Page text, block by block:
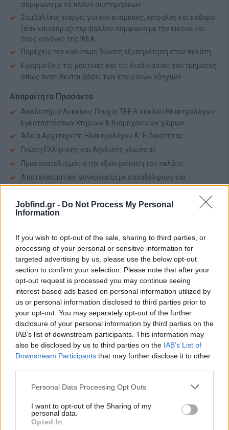
Jobfind.gr - Do Not Process My Personal
Information
If you wish to opt-out of the sale, sharing to third parties, or
processing of your personal or sensitive information for
targeted advertising by us, please use the below opt-out
section to confirm your selection. Please note that after your
opt-out request is processed you may continue seeing
interest-based ads based on personal information utilized by
us or personal information disclosed to third parties prior to
your opt-out. You may separately opt-out of the further
disclosure of your personal information by third parties on the
IAB’s list of downstream participants. This information may
also be disclosed by us to third parties on the IAB’s List of
Downstream Participants that may further disclose it to other
Personal Data Processing Opt Outs
I want to opt-out of the Sharing of my
personal data.
Opted In
σύμφωνα με το πλάνο συντηρήσεων
Συμβάλλεις ενεργά, για ένα ευπρεπές, ασφαλές και καθαρό
(σαν καινούριο) περιβάλλον σύμφωνα με την εικόνα και
τους κανόνες της ΙΚΕΑ
Παρέχεις την καλύτερη δυνατή εξυπηρέτηση στον πελάτη
Εφαρμόζεις τις ρουτίνες και τις διαδικασίες του τμήματος
όπως ανατίθενται βάσει των εταιρικών οδηγιών
Απαραίτητα Προσόντα
Απολυτήριο Λυκείου/ Πτυχίο ΤΕΕ Β κύκλου Ηλεκτρολόγων
Εγκαταστάσεων Κτηρίων & Βιομηχανικών χώρων
Άδεια Αρχιτεχνίτη Ηλεκτρολόγου Α΄ Ειδικότητας
Γνώση Ελληνικής και Αγγλικής γλώσσας
Προσανατολισμός στην εξυπηρέτηση του πελάτη
Αποτελεσματική συνεργασία με συναδέλφους και
προϊσταμένους
Ομαδικό πνεύμα και καλή επικοινωνία
Καλές διαπροσωπικές σχέσεις
Τι Προσφέρουμε
Στην ΙΚΕΑ, πιστεύουμε στη δύναμη των ανθρώπων και
δημιουργούμε ένα περιβάλλον, όπου όλοι μπορούν να
αναπτυχθούν και να εξελιχθούν μαζί μας.
💰 Ανταγωνιστικό Πακέτο Αποδοχών: Με πλήρες πακέτο
🩺Υγεία & Ευεξία: Ομαδικό πρόγραμμα ασφάλισης ζωής &
ιατρικής κάλυψης
💻Ανάπτυξη Υπαλλήλων : 40+ ώρες ετήσιας εκπαίδευσης για
συνεχή εξέλιξη
Εκπτώσεις: Προνομιακές τιμές σε προϊόντα ΙΚΕΑ & άλλα
Εστιατόριο Εργαζομένων
προνομιακές τιμές